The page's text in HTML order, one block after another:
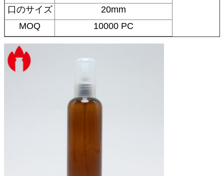
口のサイズ
20mm
MOQ
10000 PC